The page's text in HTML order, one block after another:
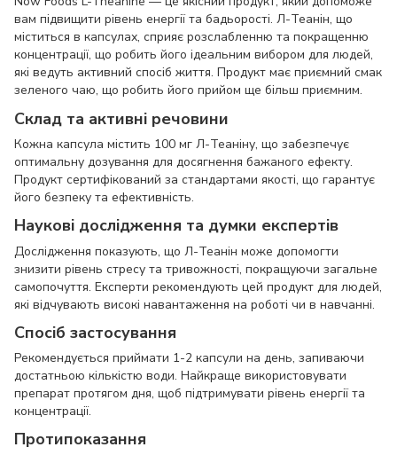
вам підвищити рівень енергії та бадьорості. Л-Теанін, що
міститься в капсулах, сприяє розслабленню та покращенню
концентрації, що робить його ідеальним вибором для людей,
які ведуть активний спосіб життя. Продукт має приємний смак
зеленого чаю, що робить його прийом ще більш приємним.
Склад та активні речовини
Кожна капсула містить 100 мг Л-Теаніну, що забезпечує
оптимальну дозування для досягнення бажаного ефекту.
Продукт сертифікований за стандартами якості, що гарантує
його безпеку та ефективність.
Наукові дослідження та думки експертів
Дослідження показують, що Л-Теанін може допомогти
знизити рівень стресу та тривожності, покращуючи загальне
самопочуття. Експерти рекомендують цей продукт для людей,
які відчувають високі навантаження на роботі чи в навчанні.
Спосіб застосування
Рекомендується приймати 1-2 капсули на день, запиваючи
достатньою кількістю води. Найкраще використовувати
препарат протягом дня, щоб підтримувати рівень енергії та
концентрації.
Протипоказання